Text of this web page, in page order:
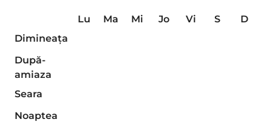
Lu Ma Mi Jo Vi S
D
Dimineaţa
După-
amiaza
Seara
Noaptea